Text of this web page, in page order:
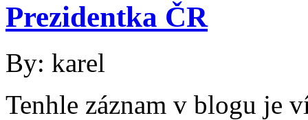
Prezidentka ČR
By: karel
Tenhle záznam v blogu je